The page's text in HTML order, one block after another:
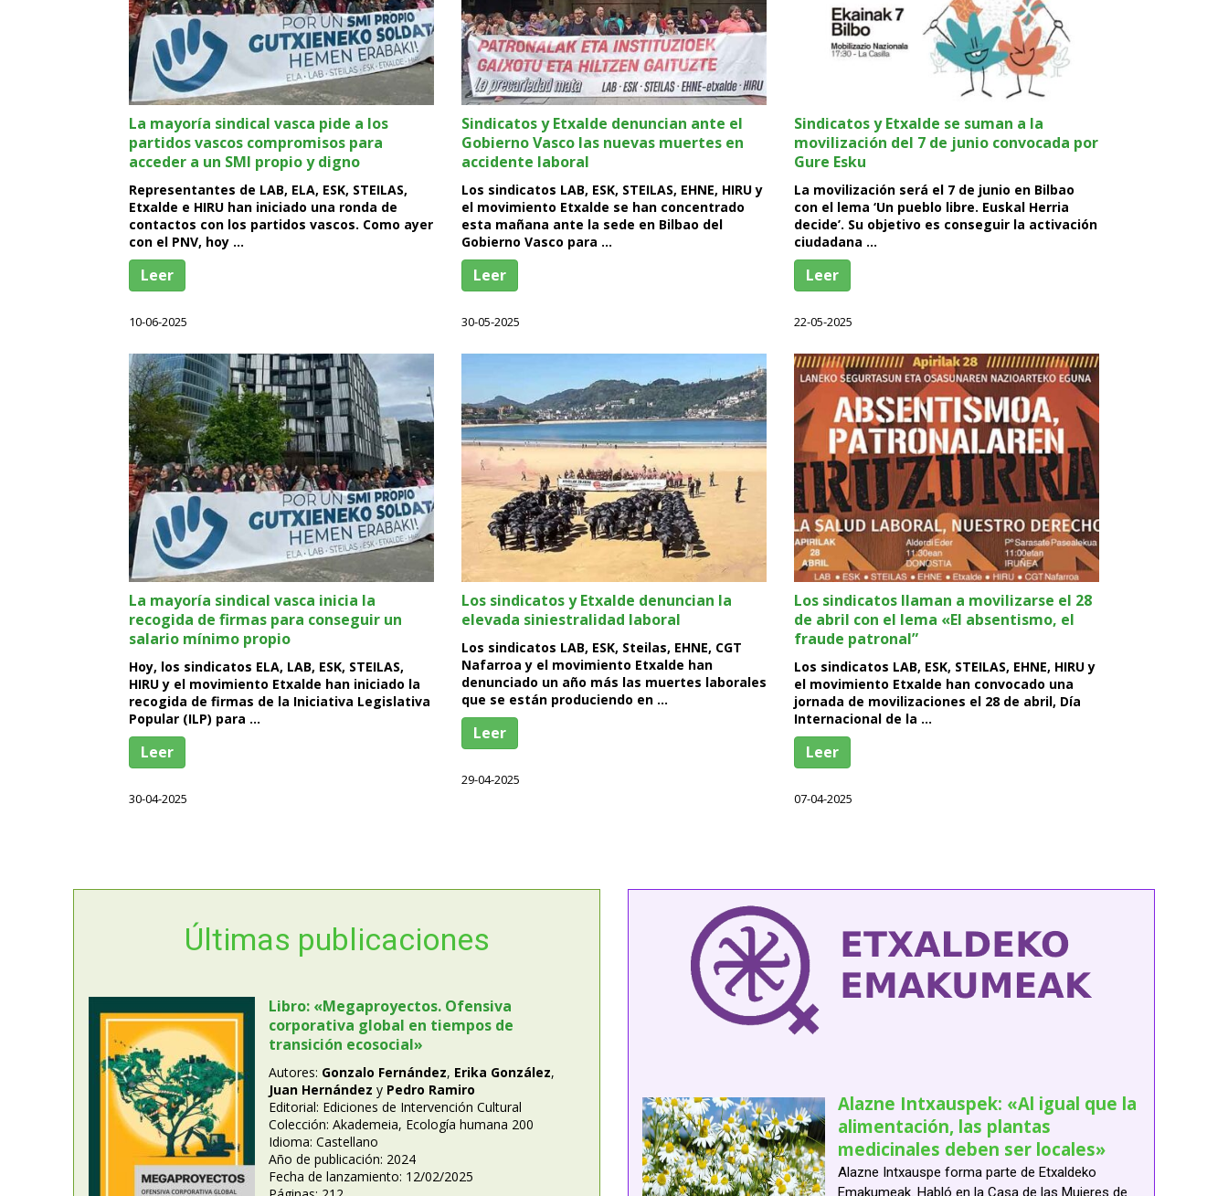
La mayoría sindical vasca pide a los
partidos vascos compromisos para
acceder a un SMI propio y digno
Representantes de LAB, ELA, ESK, STEILAS,
Etxalde e HIRU han iniciado una ronda de
contactos con los partidos vascos. Como ayer
con el PNV, hoy …
Leer
10-06-2025
Sindicatos y Etxalde denuncian ante el
Gobierno Vasco las nuevas muertes en
accidente laboral
Los sindicatos LAB, ESK, STEILAS, EHNE, HIRU y
el movimiento Etxalde se han concentrado
esta mañana ante la sede en Bilbao del
Gobierno Vasco para …
Leer
30-05-2025
Sindicatos y Etxalde se suman a la
movilización del 7 de junio convocada por
Gure Esku
La movilización será el 7 de junio en Bilbao
con el lema ‘Un pueblo libre. Euskal Herria
decide’. Su objetivo es conseguir la activación
ciudadana …
Leer
22-05-2025
La mayoría sindical vasca inicia la
recogida de firmas para conseguir un
salario mínimo propio
Hoy, los sindicatos ELA, LAB, ESK, STEILAS,
HIRU y el movimiento Etxalde han iniciado la
recogida de firmas de la Iniciativa Legislativa
Popular (ILP) para …
Leer
30-04-2025
Los sindicatos y Etxalde denuncian la
elevada siniestralidad laboral
Los sindicatos LAB, ESK, Steilas, EHNE, CGT
Nafarroa y el movimiento Etxalde han
denunciado un año más las muertes laborales
que se están produciendo en …
Leer
29-04-2025
Los sindicatos llaman a movilizarse el 28
de abril con el lema «El absentismo, el
fraude patronal”
Los sindicatos LAB, ESK, STEILAS, EHNE, HIRU y
el movimiento Etxalde han convocado una
jornada de movilizaciones el 28 de abril, Día
Internacional de la …
Leer
07-04-2025
Últimas publicaciones
Libro: «Megaproyectos. Ofensiva
corporativa global en tiempos de
transición ecosocial»
Autores: Gonzalo Fernández, Erika González,
Juan Hernández y Pedro Ramiro
Editorial: Ediciones de Intervención Cultural
Colección: Akademeia, Ecología humana 200
Idioma: Castellano
Año de publicación: 2024
Fecha de lanzamiento: 12/02/2025
Alazne Intxauspek: «Al igual que la
alimentación, las plantas
medicinales deben ser locales»
Alazne Intxauspe forma parte de Etxaldeko
Emakumeak. Habló en la Casa de las Mujeres de